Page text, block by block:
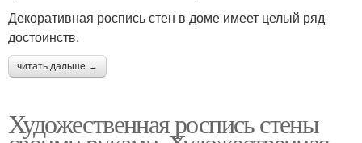
Декоративная роспись стен в доме имеет целый ряд
достоинств.
читать дальше →
Художественная роспись стены